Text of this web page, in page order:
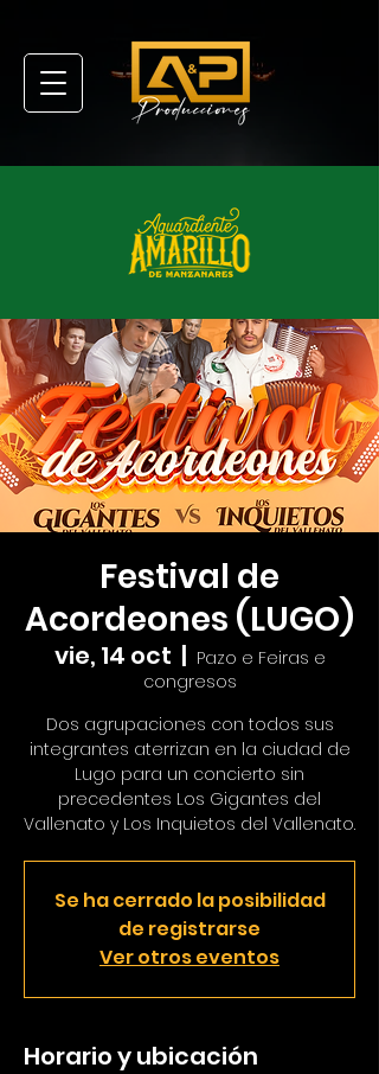
Festival de
Acordeones (LUGO)
vie, 14 oct
  |
Pazo e Feiras e
congresos
Dos agrupaciones con todos sus
integrantes aterrizan en la ciudad de
Lugo para un concierto sin
precedentes Los Gigantes del
Vallenato y Los Inquietos del Vallenato.
Se ha cerrado la posibilidad
de registrarse
Ver otros eventos
Horario y ubicación